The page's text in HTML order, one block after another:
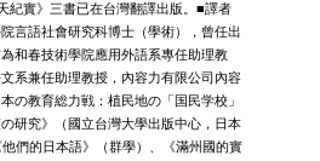
紀實》三書已在台灣翻譯出版。■譯者
言語社會研究科博士（學術），曾任出
和春技術學院應用外語系專任助理教
系兼任助理教授，內容力有限公司內容
の教育総力戦：植民地の「国民学校」
研究》（國立台灣大學出版中心，日本
們的日本語》（群學）、《滿州國的實